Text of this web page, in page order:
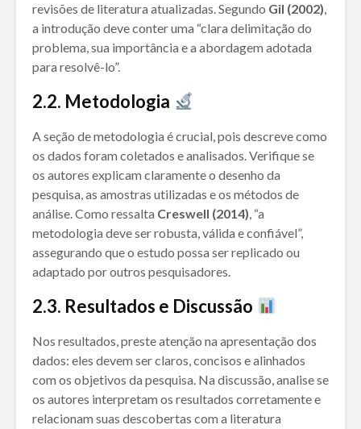
revisões de literatura atualizadas. Segundo Gil (2002),
a introdução deve conter uma “clara delimitação do
problema, sua importância e a abordagem adotada
para resolvê-lo”.
2.2. Metodologia
A seção de metodologia é crucial, pois descreve como
os dados foram coletados e analisados. Verifique se
os autores explicam claramente o desenho da
pesquisa, as amostras utilizadas e os métodos de
análise. Como ressalta Creswell (2014), “a
metodologia deve ser robusta, válida e confiável”,
assegurando que o estudo possa ser replicado ou
adaptado por outros pesquisadores.
2.3. Resultados e Discussão
Nos resultados, preste atenção na apresentação dos
dados: eles devem ser claros, concisos e alinhados
com os objetivos da pesquisa. Na discussão, analise se
os autores interpretam os resultados corretamente e
relacionam suas descobertas com a literatura